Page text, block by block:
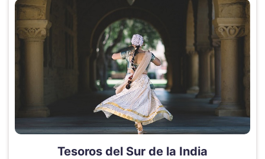
Tesoros del Sur de la India